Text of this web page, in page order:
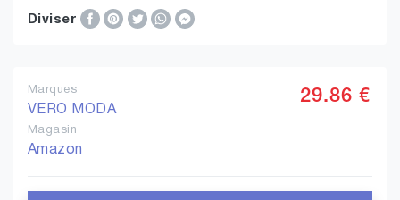
Diviser
Marques
VERO MODA
Magasin
Amazon
29.86 €